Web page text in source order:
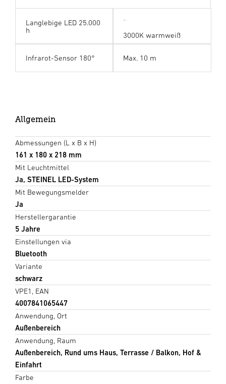
Langlebige LED 25.000
h
3000K warmweiß
Infrarot-Sensor 180° Max. 10 m
Allgemein
Abmessungen (L x B x H)
161 x 180 x 218 mm
Mit Leuchtmittel
Ja, STEINEL LED-System
Mit Bewegungsmelder
Ja
Herstellergarantie
5 Jahre
Einstellungen via
Bluetooth
Variante
schwarz
VPE1, EAN
4007841065447
Anwendung, Ort
Außenbereich
Anwendung, Raum
Außenbereich, Rund ums Haus, Terrasse / Balkon, Hof &
Einfahrt
Farbe